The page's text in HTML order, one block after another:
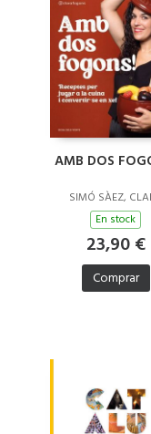
AMB DOS
SIMÓ SÀEZ,
En stock
23,90 €
Comprar